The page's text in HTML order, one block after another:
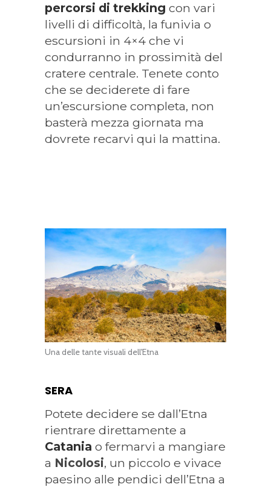
percorsi di trekking con vari
livelli di difficoltà, la funivia o
escursioni in 4×4 che vi
condurranno in prossimità del
cratere centrale. Tenete conto
che se deciderete di fare
un’escursione completa, non
basterà mezza giornata ma
dovrete recarvi qui la mattina.
Una delle tante visuali dell'Etna
SERA
Potete decidere se dall’Etna
rientrare direttamente a
Catania o fermarvi a mangiare
a Nicolosi, un piccolo e vivace
paesino alle pendici dell’Etna a